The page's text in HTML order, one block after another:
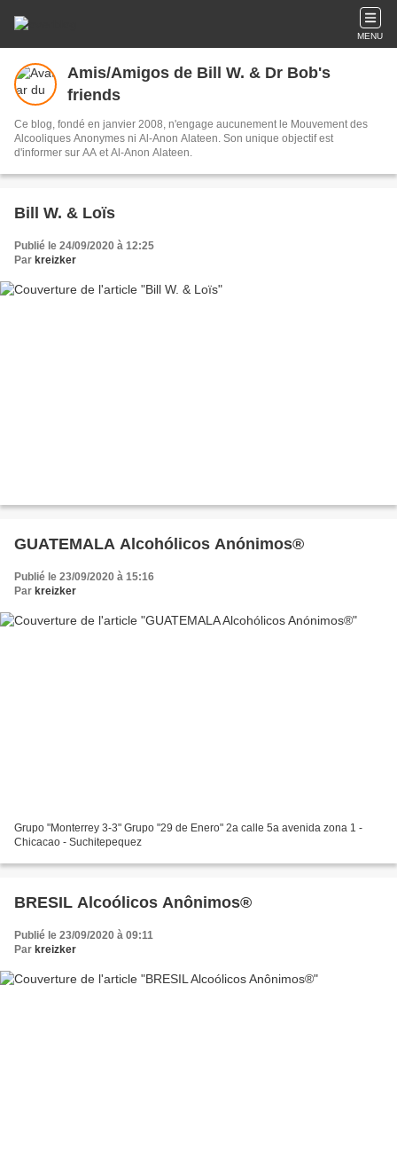
MENU
Amis/Amigos de Bill W. & Dr Bob's
friends
Ce blog, fondé en janvier 2008, n'engage aucunement le Mouvement des
Alcooliques Anonymes ni Al-Anon Alateen. Son unique objectif est
d'informer sur AA et Al-Anon Alateen.
Bill W. & Loïs
Publié le 24/09/2020 à 12:25
Par kreizker
GUATEMALA Alcohólicos Anónimos®
Publié le 23/09/2020 à 15:16
Par kreizker
Grupo "Monterrey 3-3" Grupo "29 de Enero" 2a calle 5a avenida zona 1 -
Chicacao - Suchitepequez
BRESIL Alcoólicos Anônimos®
Publié le 23/09/2020 à 09:11
Par kreizker